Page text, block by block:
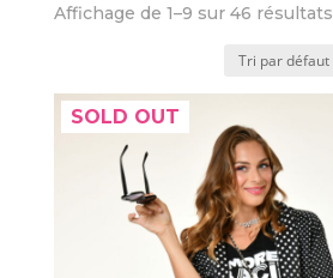
Affichage de 1–9 sur 46 résultats
SOLD OUT